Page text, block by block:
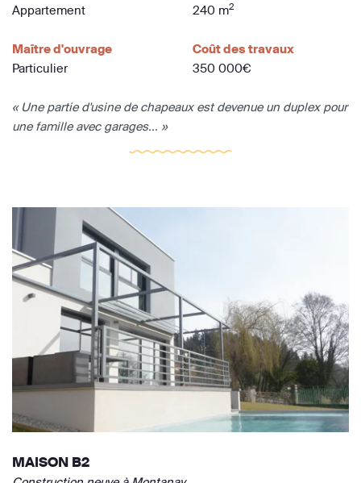
Appartement
240 m2
Maître d'ouvrage
Particulier
Coût des travaux
350 000€
« Une partie d'usine de chapeaux est devenue un duplex pour
une famille avec garages... »
MAISON B2